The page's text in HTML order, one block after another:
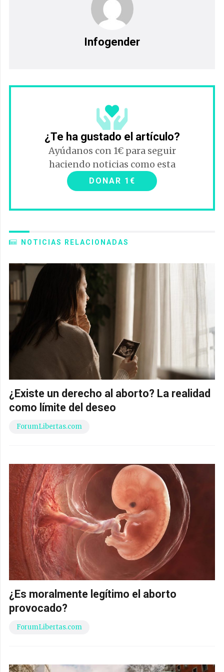
Infogender
¿Te ha gustado el artículo?
Ayúdanos con 1€ para seguir
haciendo noticias como esta
DONAR 1€
NOTICIAS RELACIONADAS
¿Existe un derecho al aborto? La realidad
como límite del deseo
ForumLibertas.com
¿Es moralmente legítimo el aborto
provocado?
ForumLibertas.com